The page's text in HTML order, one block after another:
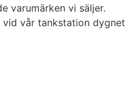
varumärken vi säljer.
vid vår tankstation dygnet